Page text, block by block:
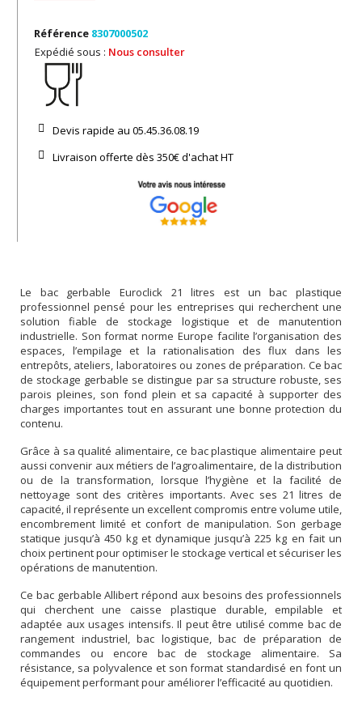
Référence 8307000502
Expédié sous : Nous consulter
Devis rapide au 05.45.36.08.19​
Livraison offerte dès 350€ d'achat​ HT
Le bac gerbable Euroclick 21 litres est un bac plastique
professionnel pensé pour les entreprises qui recherchent une
solution fiable de stockage logistique et de manutention
industrielle. Son format norme Europe facilite l’organisation des
espaces, l’empilage et la rationalisation des flux dans les
entrepôts, ateliers, laboratoires ou zones de préparation. Ce bac
de stockage gerbable se distingue par sa structure robuste, ses
parois pleines, son fond plein et sa capacité à supporter des
charges importantes tout en assurant une bonne protection du
contenu.
Grâce à sa qualité alimentaire, ce bac plastique alimentaire peut
aussi convenir aux métiers de l’agroalimentaire, de la distribution
ou de la transformation, lorsque l’hygiène et la facilité de
nettoyage sont des critères importants. Avec ses 21 litres de
capacité, il représente un excellent compromis entre volume utile,
encombrement limité et confort de manipulation. Son gerbage
statique jusqu’à 450 kg et dynamique jusqu’à 225 kg en fait un
choix pertinent pour optimiser le stockage vertical et sécuriser les
opérations de manutention.
Ce bac gerbable Allibert répond aux besoins des professionnels
qui cherchent une caisse plastique durable, empilable et
adaptée aux usages intensifs. Il peut être utilisé comme bac de
rangement industriel, bac logistique, bac de préparation de
commandes ou encore bac de stockage alimentaire. Sa
résistance, sa polyvalence et son format standardisé en font un
équipement performant pour améliorer l’efficacité au quotidien.